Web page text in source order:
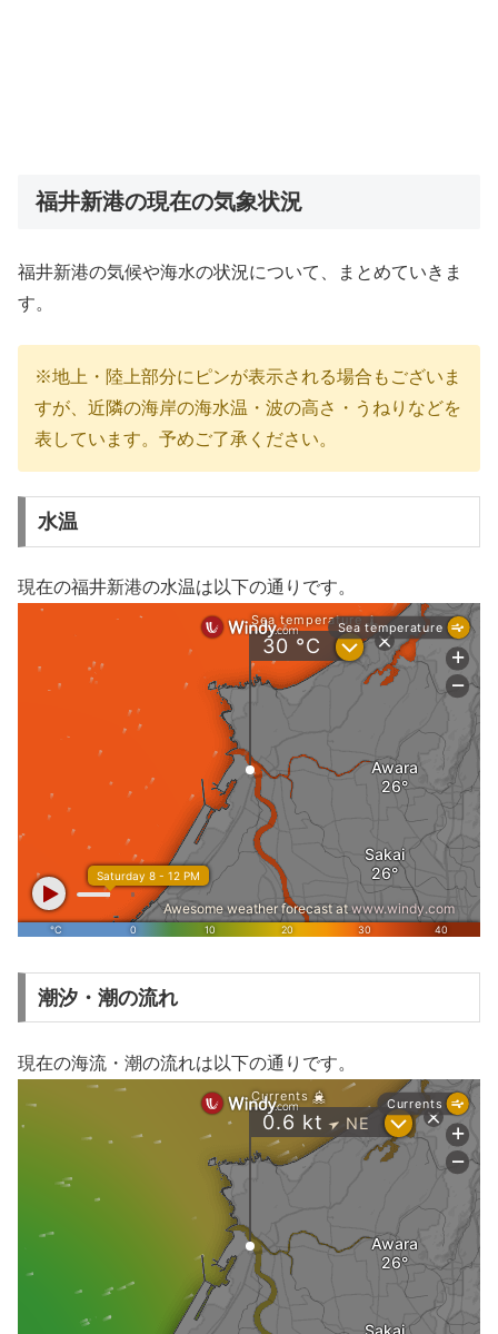
福井新港の現在の気象状況
福井新港の気候や海水の状況について、まとめていきま
す。
※地上・陸上部分にピンが表示される場合もございま
すが、近隣の海岸の海水温・波の高さ・うねりなどを
表しています。予めご了承ください。
水温
現在の福井新港の水温は以下の通りです。
潮汐・潮の流れ
現在の海流・潮の流れは以下の通りです。